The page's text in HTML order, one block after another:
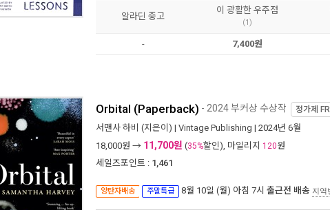
알라딘 중고
이 광활한 우주점
(1)
- 7,400원
Orbital (Paperback) - 2024 부커상 수상작 정가제
서맨사 하비 (지은이) | Vintage Publishing | 2024년 6월
18,000원 → 11,700원 (35%할인), 마일리지 120원
세일즈포인트 : 1,461
양탄자배송 주말특급 8월 10일 (월) 아침 7시 출근전 배송 지역